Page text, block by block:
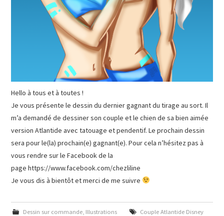
Hello à tous et à toutes !
Je vous présente le dessin du dernier gagnant du tirage au sort. Il
m’a demandé de dessiner son couple et le chien de sa bien aimée
version Atlantide avec tatouage et pendentif. Le prochain dessin
sera pour le(la) prochain(e) gagnant(e). Pour cela n’hésitez pas à
vous rendre sur le Facebook de la
page https://www.facebook.com/chezliline
Je vous dis à bientôt et merci de me suivre
Dessin sur commande, Illustrations
Couple Atlantide Disney